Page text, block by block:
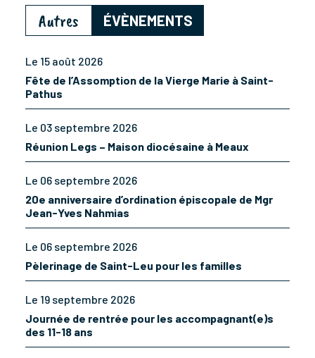
Autres ÉVÈNEMENTS
Le 15 août 2026
Fête de l’Assomption de la Vierge Marie à Saint-
Pathus
Le 03 septembre 2026
Réunion Legs – Maison diocésaine à Meaux
Le 06 septembre 2026
20e anniversaire d’ordination épiscopale de Mgr
Jean-Yves Nahmias
Le 06 septembre 2026
Pèlerinage de Saint-Leu pour les familles
Le 19 septembre 2026
Journée de rentrée pour les accompagnant(e)s
des 11-18 ans